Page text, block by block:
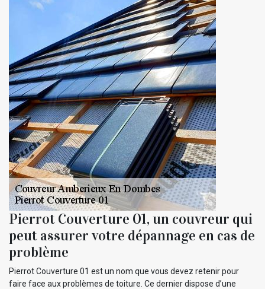
Pierrot Couverture 01, un couvreur qui
peut assurer votre dépannage en cas de
problème
Pierrot Couverture 01 est un nom que vous devez retenir pour
faire face aux problèmes de toiture. Ce dernier dispose d’une